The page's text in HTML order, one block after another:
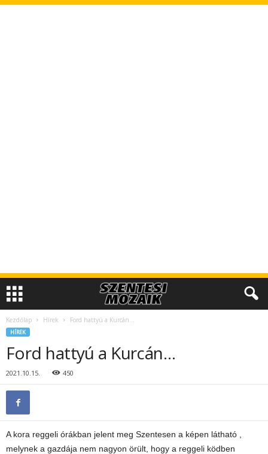
Kezdőlap Hírek Ford hattyú a Kurcán…
HÍREK
Ford hattyú a Kurcán…
2021.10.15. 450
A kora reggeli órákban jelent meg Szentesen a képen látható ,
melynek a gazdája nem nagyon örült, hogy a reggeli ködben